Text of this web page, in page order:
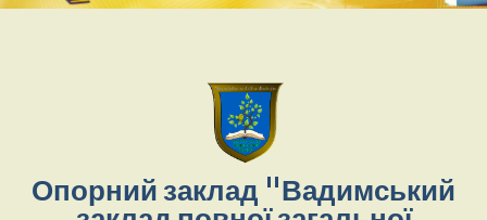
Опорний заклад "Вадимський